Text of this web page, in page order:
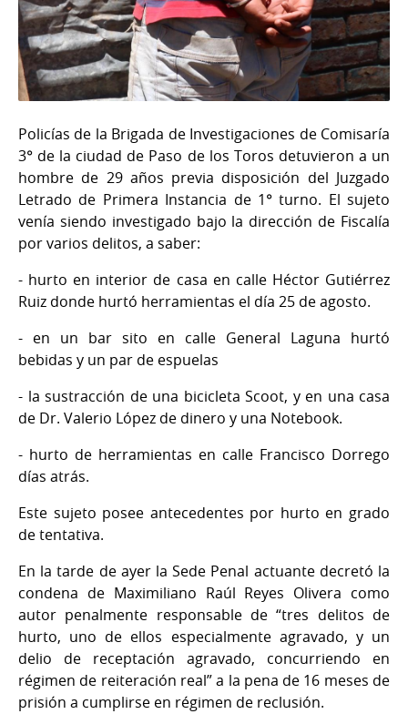
Policías de la Brigada de Investigaciones de Comisaría
3° de la ciudad de Paso de los Toros detuvieron a un
hombre de 29 años previa disposición del Juzgado
Letrado de Primera Instancia de 1° turno. El sujeto
venía siendo investigado bajo la dirección de Fiscalía
por varios delitos, a saber:
- hurto en interior de casa en calle Héctor Gutiérrez
Ruiz donde hurtó herramientas el día 25 de agosto.
- en un bar sito en calle General Laguna hurtó
bebidas y un par de espuelas
- la sustracción de una bicicleta Scoot, y en una casa
de Dr. Valerio López de dinero y una Notebook.
- hurto de herramientas en calle Francisco Dorrego
días atrás.
Este sujeto posee antecedentes por hurto en grado
de tentativa.
En la tarde de ayer la Sede Penal actuante decretó la
condena de Maximiliano Raúl Reyes Olivera como
autor penalmente responsable de “tres delitos de
hurto, uno de ellos especialmente agravado, y un
delio de receptación agravado, concurriendo en
régimen de reiteración real” a la pena de 16 meses de
prisión a cumplirse en régimen de reclusión.